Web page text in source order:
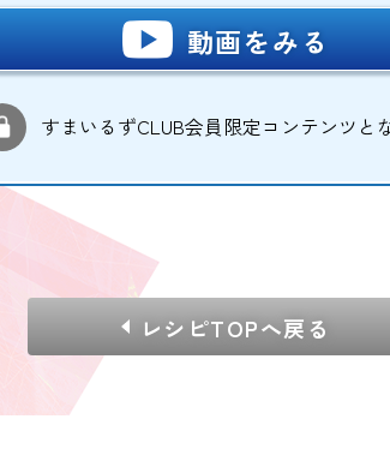
動画をみる
すまいるずCLUB会員限定コンテンツと
レシピTOPへ戻る